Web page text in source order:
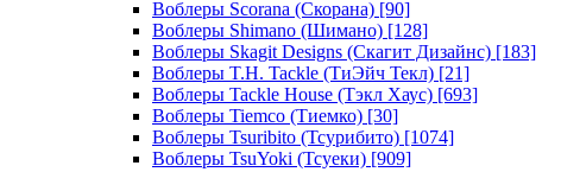
Воблеры Scorana (Скорана) [90]
Воблеры Shimano (Шимано) [128]
Воблеры Skagit Designs (Скагит Дизайнс) [183]
Воблеры T.H. Tackle (ТиЭйч Текл) [21]
Воблеры Tackle House (Тэкл Хаус) [693]
Воблеры Tiemco (Тиемко) [30]
Воблеры Tsuribito (Тсурибито) [1074]
Воблеры TsuYoki (Тсуеки) [909]